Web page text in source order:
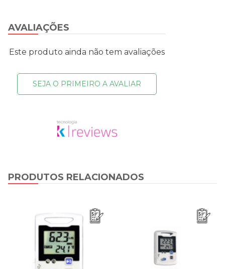
AVALIAÇÕES
Este produto ainda não tem avaliações
SEJA O PRIMEIRO A AVALIAR
PRODUTOS RELACIONADOS